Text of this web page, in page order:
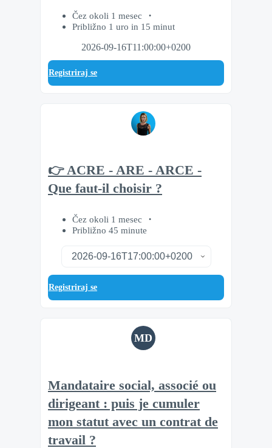
Čez okoli 1 mesec
Približno 1 uro in 15 minut
2026-09-16T11:00:00+0200
Registriraj se
👉 ACRE - ARE - ARCE -
Que faut-il choisir ?
Čez okoli 1 mesec
Približno 45 minute
Registriraj se
MD
Mandataire social, associé ou
dirigeant : puis je cumuler
mon statut avec un contrat de
travail ?